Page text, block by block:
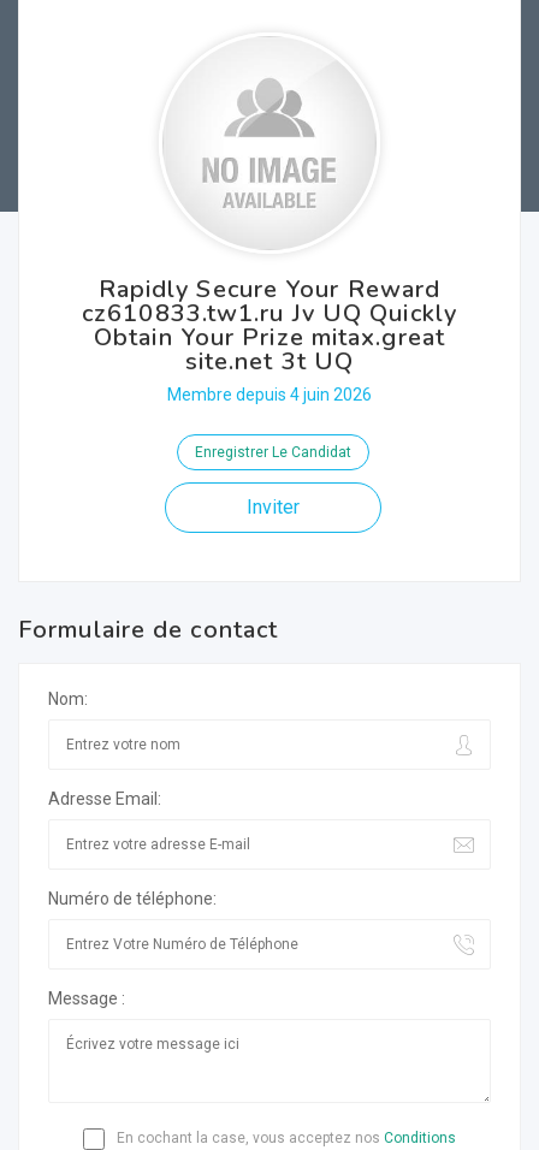
Rapidly Secure Your Reward
cz610833.tw1.ru Jv UQ Quickly
Obtain Your Prize mitax.great
site.net 3t UQ
Membre depuis 4 juin 2026
Enregistrer Le Candidat
Inviter
Formulaire de contact
Nom:
Adresse Email:
Numéro de téléphone:
Message :
En cochant la case, vous acceptez nos Conditions